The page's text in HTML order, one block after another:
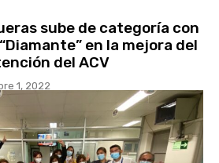
sube de categoría con
en la mejora del
del ACV
1, 2022